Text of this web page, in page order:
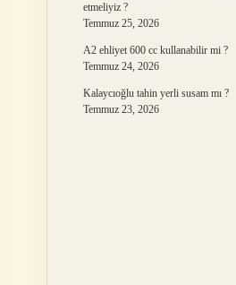
etmeliyiz ?
Temmuz 25, 2026
A2 ehliyet 600 cc kullanabilir mi ?
Temmuz 24, 2026
Kalaycıoğlu tahin yerli susam mı ?
Temmuz 23, 2026